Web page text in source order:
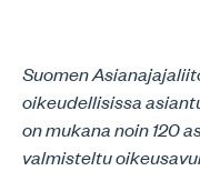
Suomen
oikeudellisissa
on mukana noin 120
valmisteltu